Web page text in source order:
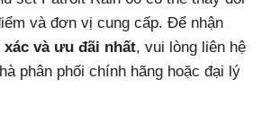
và đơn vị cung cấp. Để nhận
xác và ưu đãi nhất, vui lòng liên hệ
phân phối chính hãng hoặc đại lý